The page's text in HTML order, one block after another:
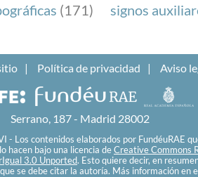
(171)
signos
Política de privacidad Aviso
Serrano, 187 - Madrid 28002
- Los contenidos elaborados por FundéuRAE
hacen bajo una licencia de Creative Commons
3.0 Unported. Esto quiere decir, en
se debe citar la autoría. Más información en